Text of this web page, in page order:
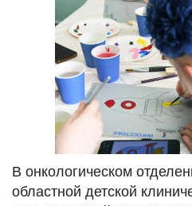
В онкологическом
областной детской